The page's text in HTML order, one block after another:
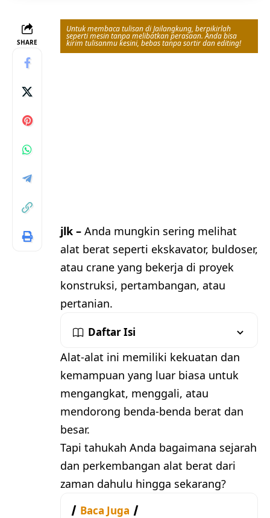
SHARE
Untuk membaca tulisan di Jailangkung, berpikirlah
seperti mesin tanpa melibatkan perasaan. Anda bisa
kirim tulisanmu kesini, bebas tanpa sortir dan editing!
jlk – Anda mungkin sering melihat
alat berat seperti ekskavator, buldoser,
atau crane yang bekerja di proyek
konstruksi, pertambangan, atau
pertanian.
Daftar Isi
Alat-alat ini memiliki kekuatan dan
kemampuan yang luar biasa untuk
mengangkat, menggali, atau
mendorong benda-benda berat dan
besar.
Tapi tahukah Anda bagaimana sejarah
dan perkembangan alat berat dari
zaman dahulu hingga sekarang?
Baca Juga